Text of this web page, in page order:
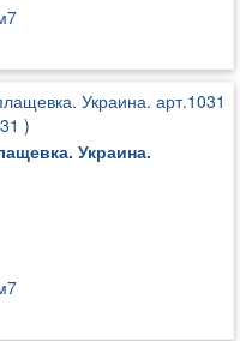
Украина.